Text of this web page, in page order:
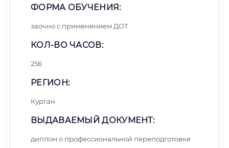
ФОРМА ОБУЧЕНИЯ:
заочно с применением ДОТ
КОЛ-ВО ЧАСОВ:
256
РЕГИОН:
Курган
ВЫДАВАЕМЫЙ ДОКУМЕНТ:
диплом о профессиональной переподготовке